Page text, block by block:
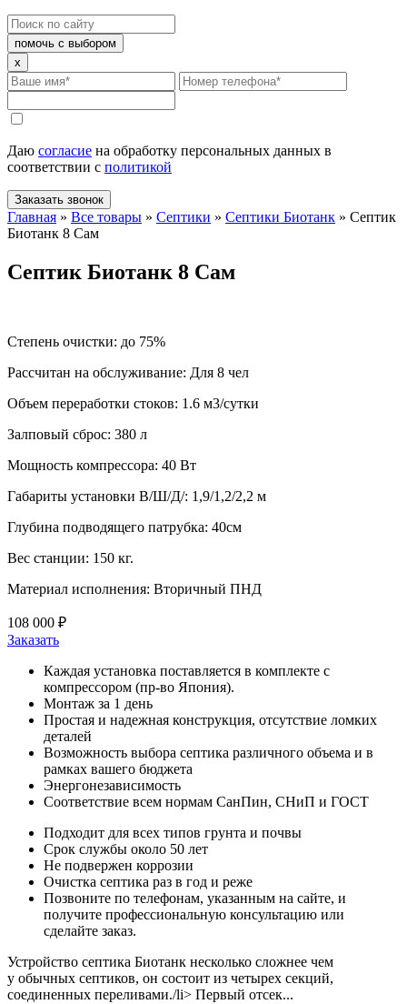
помочь с выбором
x
Даю согласие на обработку персональных данных в
соответствии с политикой
Заказать звонок
Главная » Все товары » Септики » Септики Биотанк » Септик
Биотанк 8 Сам
Септик Биотанк 8 Сам
Степень очистки: до 75%
Рассчитан на обслуживание: Для 8 чел
Объем переработки стоков: 1.6 м3/сутки
Залповый сброс: 380 л
Мощность компрессора: 40 Вт
Габариты установки В/Ш/Д/: 1,9/1,2/2,2 м
Глубина подводящего патрубка: 40см
Вес станции: 150 кг.
Материал исполнения: Вторичный ПНД
108 000 ₽
Заказать
Каждая установка поставляется в комплекте с
компрессором (пр-во Япония).
Монтаж за 1 день
Простая и надежная конструкция, отсутствие ломких
деталей
Возможность выбора септика различного объема и в
рамках вашего бюджета
Энергонезависимость
Соответствие всем нормам СанПин, СНиП и ГОСТ
Подходит для всех типов грунта и почвы
Срок службы около 50 лет
Не подвержен коррозии
Очистка септика раз в год и реже
Позвоните по телефонам, указанным на сайте, и
получите профессиональную консультацию или
сделайте заказ.
Устройство септика Биотанк несколько сложнее чем
у обычных септиков, он состоит из четырех секций,
соединенных переливами./li> Первый отсек...